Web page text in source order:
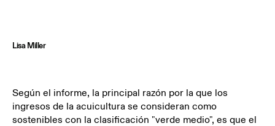
Lisa Miller
Según el informe, la principal razón por la que los
ingresos de la acuicultura se consideran como
sostenibles con la clasificación "verde medio", es que el